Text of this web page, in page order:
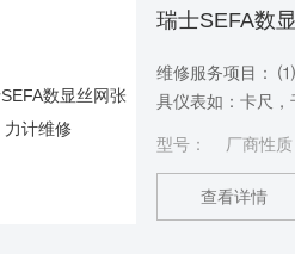
维修服务项目：
具仪表如：卡尺，
高斯计，温湿度计
维修、日本三丰
声波硬度计… ⑵各
型号： 厂商性质
查看详情